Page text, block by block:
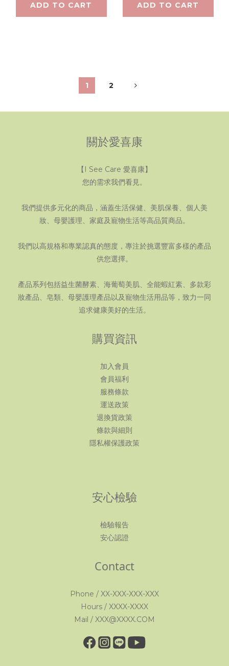
ADD TO CART ADD TO CART
1 2
關於愛喜康
【I See Care 愛喜康】
您的需求我們看見。
我們提供多元化的商品，涵蓋生活保健、美肌保養、個人美
妝、母嬰護理、家庭及寵物生活等高品質商品。
我們以高規格和專業認真的態度，專注於挑選豐富多樣的產品
供您選擇。
產品系列包括益生菌酵素、海葡萄美肌、全能蝦紅素、多款彩
妝產品、皂類、母嬰護理產品以及寵物生活用品等，致力一同
追求健康美好的生活。
購買資訊
加入會員
會員福利
服務條款
運送政策
退換貨政策
條款與細則
隱私權保護政策
安心檢驗
檢驗報告
安心認證
Contact
Phone / XX-XXX-XXX-XXX
Hours / XXXX-XXXX
Mail / XXX@XXXX.COM